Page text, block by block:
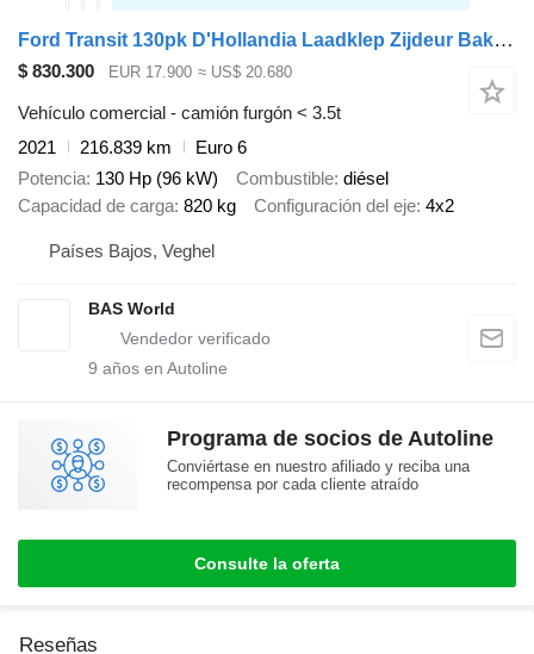
Ford Transit 130pk D'Hollandia Laadklep Zijdeur Bakwagen Airco Camera
$ 830.300 EUR 17.900 ≈ US$ 20.680
Vehículo comercial - camión furgón < 3.5t
2021
216.839 km
Euro 6
Potencia 130 Hp (96 kW) Combustible diésel
Capacidad de carga 820 kg Configuración del eje 4x2
Países Bajos, Veghel
BAS World
9 años en Autoline
Programa de socios de Autoline
Conviértase en nuestro afiliado y reciba una
recompensa por cada cliente atraído
Consulte la oferta
Reseñas